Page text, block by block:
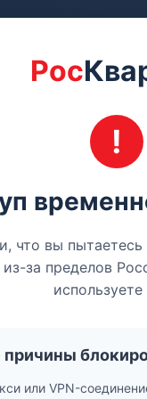
Рос
что вы пытаетесь
из-за пределов
используете
или VPN-